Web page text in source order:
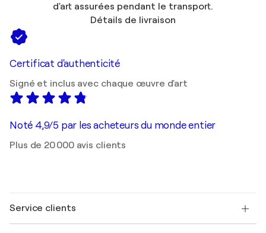
d'art assurées pendant le transport.
Détails de livraison
Certificat d'authenticité
Signé et inclus avec chaque œuvre d'art
Noté 4,9/5 par les acheteurs du monde entier
Plus de 20 000 avis clients
Service clients